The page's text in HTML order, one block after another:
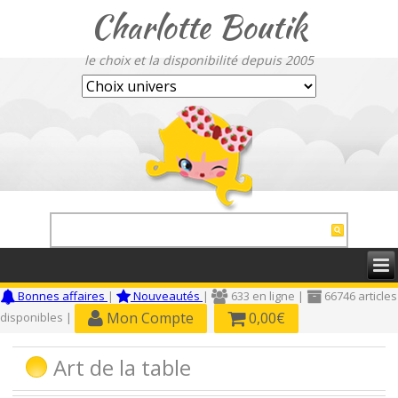
Charlotte Boutik
le choix et la disponibilité depuis 2005
Bonnes affaires | Nouveautés | 633 en ligne |
66746 articles
disponibles |
Mon Compte 0,00€
Art de la table